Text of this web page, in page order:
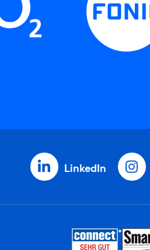
LinkedIn